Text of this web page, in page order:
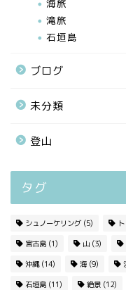
海旅
滝旅
石垣島
ブログ
未分類
登山
タグ
シュノーケリング (5)
宮古島 (1) 山 (3)
沖縄(14) 海 (9)
石垣島 (11) 絶景 (12)